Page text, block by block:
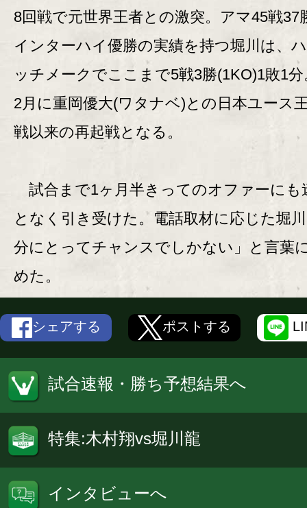
8回戦で元世界王者との激突。アマ45戦37
インターハイ優勝の実績を持つ堀川は、
ッチメークでここまで5戦3勝(1KO)1敗1
2月に重岡優大(ワタナベ)との日本ユース
戦以来の再起戦となる。
試合まで1ヶ月半きってのオファーにも
となく引き受けた。電話取材に応じた堀
分にとってチャンスでしかない」と言葉
めた。
シェアする ポストする
試合速報・勝ち予想結果へ
特集:木村翔vs堀川龍
インタビューへ